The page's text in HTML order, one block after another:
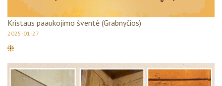
Kristaus paaukojimo šventė (Grabnyčios)
2025-01-27